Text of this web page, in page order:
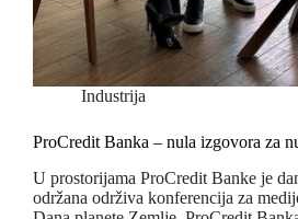
Industrija
ProCredit Banka – nula izgovora za
U prostorijama ProCredit Banke je
održana održiva konferencija za